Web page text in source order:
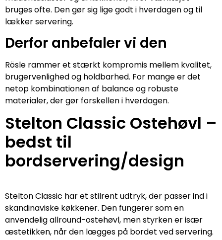
bruges ofte. Den gør sig lige godt i hverdagen og til
lækker servering.
Derfor anbefaler vi den
Rösle rammer et stærkt kompromis mellem kvalitet,
brugervenlighed og holdbarhed. For mange er det
netop kombinationen af balance og robuste
materialer, der gør forskellen i hverdagen.
Stelton Classic Ostehøvl –
bedst til
bordservering/design
Stelton Classic har et stilrent udtryk, der passer ind i
skandinaviske køkkener. Den fungerer som en
anvendelig allround-ostehøvl, men styrken er især
æstetikken, når den lægges på bordet ved servering.